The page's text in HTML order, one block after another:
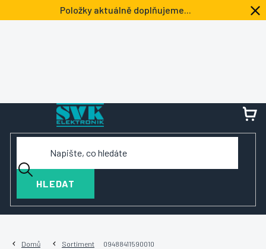
na
Položky aktuálně doplňujeme...
HLEDAT
Domů Sortiment 09488411590010